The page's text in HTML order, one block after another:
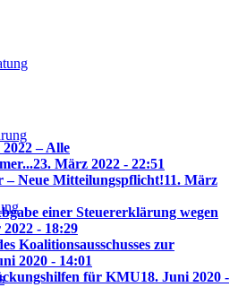
– Alle
23. März 2022 - 22:51
– Neue Mitteilungspflicht!11. März
einer Steuererklärung wegen
- 18:29
Koalitionsausschusses zur
2020 - 14:01
für KMU18. Juni 2020 -